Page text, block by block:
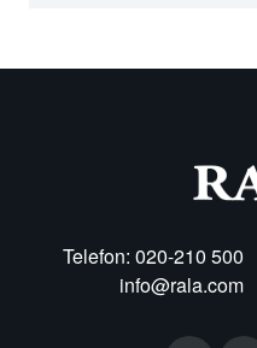
Telefon: 020-210 500
info@rala.com